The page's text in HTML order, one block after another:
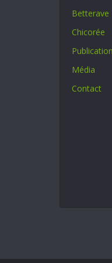
Betterave
Chicorée
Média
Contact